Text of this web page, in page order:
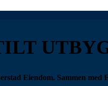
Eiendom. Sammen